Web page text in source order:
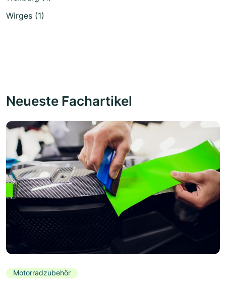
Wirges (1)
Neueste Fachartikel
Motorradzubehör